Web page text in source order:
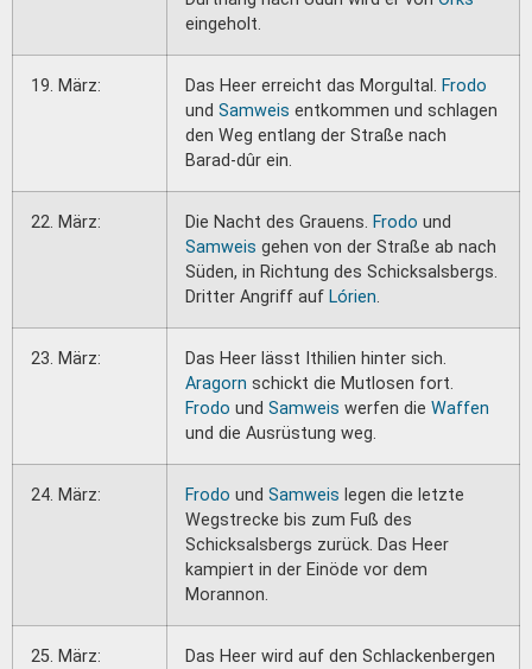
eingeholt.
19. März: Das Heer erreicht das Morgultal. Frodo
und Samweis entkommen und schlagen
den Weg entlang der Straße nach
Barad-dûr ein.
22. März: Die Nacht des Grauens. Frodo und
Samweis gehen von der Straße ab nach
Süden, in Richtung des Schicksalsbergs.
Dritter Angriff auf Lórien.
23. März:
Das Heer lässt Ithilien hinter sich.
Aragorn schickt die Mutlosen fort.
Frodo und Samweis werfen die Waffen
und die Ausrüstung weg.
24. März: Frodo und Samweis legen die letzte
Wegstrecke bis zum Fuß des
Schicksalsbergs zurück. Das Heer
kampiert in der Einöde vor dem
Morannon.
25. März:
Das Heer wird auf den Schlackenbergen